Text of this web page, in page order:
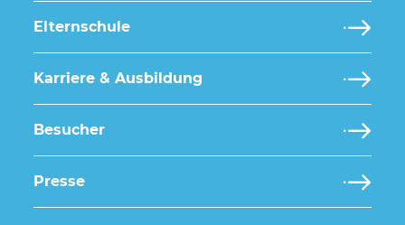
Elternschule
Karriere & Ausbildung
Besucher
Presse